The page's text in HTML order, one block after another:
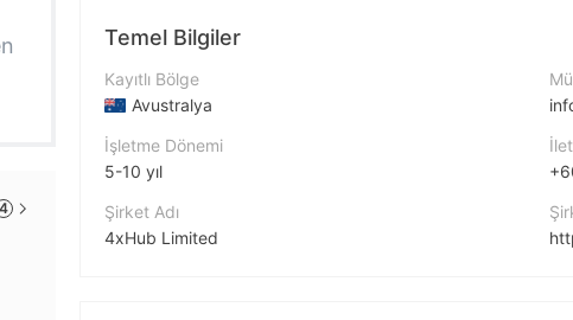
4
Temel Bilgiler
Kayıtlı Bölge
Avustralya
İşletme Dönemi
5-10 yıl
Şirket Adı
4xHub Limited